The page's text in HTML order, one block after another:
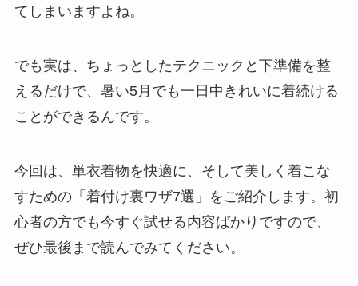
てしまいますよね。
でも実は、ちょっとしたテクニックと下準備を整
えるだけで、暑い5月でも一日中きれいに着続ける
ことができるんです。
今回は、単衣着物を快適に、そして美しく着こな
すための「着付け裏ワザ7選」をご紹介します。初
心者の方でも今すぐ試せる内容ばかりですので、
ぜひ最後まで読んでみてください。